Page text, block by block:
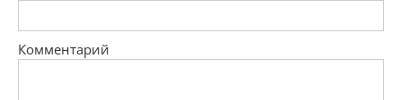
Комментарий